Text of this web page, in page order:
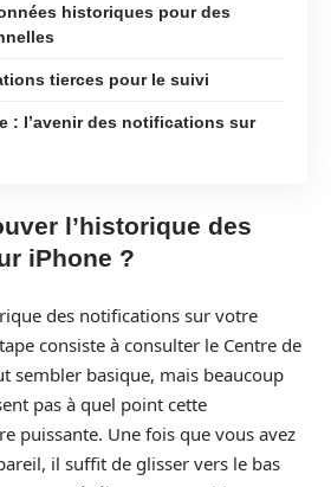
historiques pour des
tierces pour le suivi
: l’avenir des notifications sur
l’historique des
iPhone ?
des notifications sur votre
consiste à consulter le Centre de
sembler basique, mais beaucoup
pas à quel point cette
puissante. Une fois que vous avez
il suffit de glisser vers le bas